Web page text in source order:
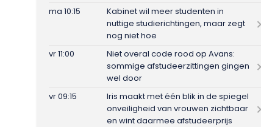
ma 10:15
Kabinet wil meer studenten in
nuttige studierichtingen, maar zegt
nog niet hoe
vr 11:00
Niet overal code rood op Avans:
sommige afstudeerzittingen gingen
wel door
vr 09:15
Iris maakt met één blik in de spiegel
onveiligheid van vrouwen zichtbaar
en wint daarmee afstudeerprijs